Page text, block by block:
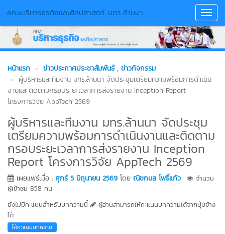
คณะบริหารธุรกิจและศิลปศาสตร์ มทร.ล้านนา
หน้าแรก ข่าวประกาศประชาสัมพันธ์ , ข่าวกิจกรรม
ผู้บริหารและทีมงาน มทร.ล้านนา จัดประชุมเตรียมความพร้อมการดำเนิน
งานและติดตามกรอบระยะเวลาการส่งรายงาน Inception Report
โครงการวิจัย AppTech 2569
ผู้บริหารและทีมงาน มทร.ล้านนา จัดประชุม
เตรียมความพร้อมการดำเนินงานและติดตาม
กรอบระยะเวลาการส่งรายงาน Inception
Report โครงการวิจัย AppTech 2569
เผยแพร่เมื่อ : ศุกร์ 5 มิถุนายน 2569 โดย ณิชกมล โพธิ์แก้ว
จำนวน
ผู้เข้าชม 858 คน
ยังไม่มีคะแนนสำหรับบทความนี้
ผู้อ่านสามารถให้คะแนนบทความได้จากปุ่มข้าง
ใต้
ให้คะแนนบทความ